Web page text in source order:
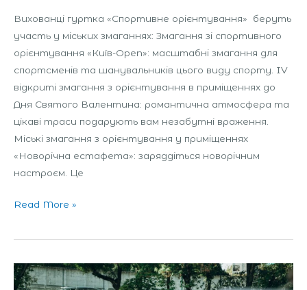
Вихованці гуртка «Спортивне орієнтування» беруть
участь у міських змаганнях: Змагання зі спортивного
орієнтування «Київ-Оpen»: масштабні змагання для
спортсменів та шанувальників цього виду спорту. IV
відкриті змагання з орієнтування в приміщеннях до
Дня Святого Валентина: романтична атмосфера та
цікаві траси подарують вам незабутні враження.
Міські змагання з орієнтування у приміщеннях
«Новорічна естафета»: заряддіться новорічним
настроєм. Це
Read More »
Всеукраїнські